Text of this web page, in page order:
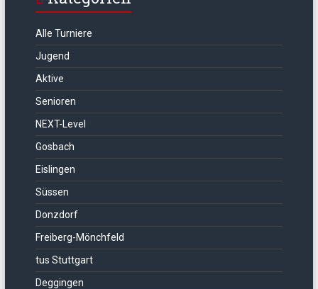
Alle Turniere
Jugend
Aktive
Senioren
NEXT-Level
Gosbach
Eislingen
Süssen
Donzdorf
Freiberg-Mönchfeld
tus Stuttgart
Deggingen